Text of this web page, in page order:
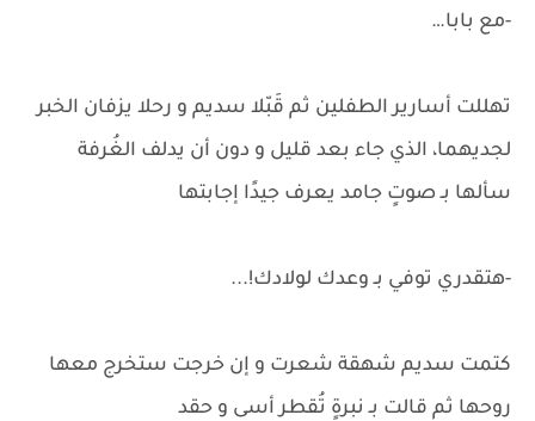
-مع بابا…
تهللت أسارير الطفلين ثم قَبّلا سديم و رحلا يزفان الخبر
لجديهما، الذي جاء بعد قليل و دون أن يدلف الغُرفة
سألها بـ صوتٍ جامد يعرف جيدًا إجابتها
-هتقدري توفي بـ وعدك لولادك!...
كتمت سديم شهقة شعرت و إن خرجت ستخرج معها
روحها ثم قالت بـ نبرةٍ تُقطر أسى و حقد